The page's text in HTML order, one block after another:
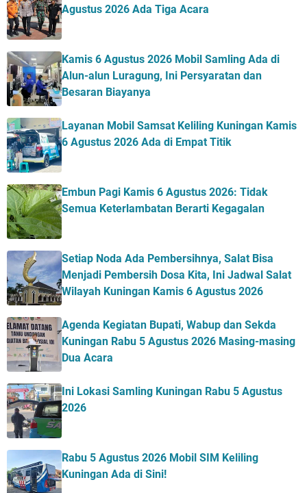
Agustus 2026 Ada Tiga Acara
Kamis 6 Agustus 2026 Mobil Samling Ada di
Alun-alun Luragung, Ini Persyaratan dan
Besaran Biayanya
Layanan Mobil Samsat Keliling Kuningan Kamis
6 Agustus 2026 Ada di Empat Titik
Embun Pagi Kamis 6 Agustus 2026: Tidak
Semua Keterlambatan Berarti Kegagalan
Setiap Noda Ada Pembersihnya, Salat Bisa
Menjadi Pembersih Dosa Kita, Ini Jadwal Salat
Wilayah Kuningan Kamis 6 Agustus 2026
Agenda Kegiatan Bupati, Wabup dan Sekda
Kuningan Rabu 5 Agustus 2026 Masing-masing
Dua Acara
Ini Lokasi Samling Kuningan Rabu 5 Agustus
2026
Rabu 5 Agustus 2026 Mobil SIM Keliling
Kuningan Ada di Sini!